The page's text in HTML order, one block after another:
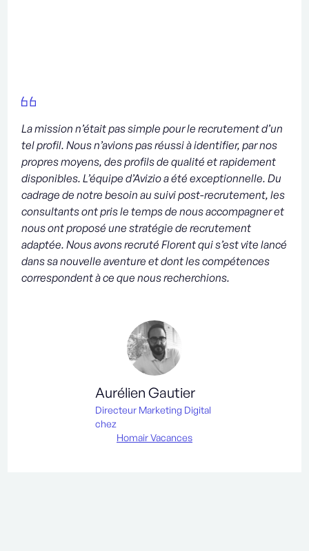
La mission n’était pas simple pour le recrutement d’un
tel profil. Nous n’avions pas réussi à identifier, par nos
propres moyens, des profils de qualité et rapidement
disponibles. L’équipe d’Avizio a été exceptionnelle. Du
cadrage de notre besoin au suivi post-recrutement, les
consultants ont pris le temps de nous accompagner et
nous ont proposé une stratégie de recrutement
adaptée. Nous avons recruté Florent qui s’est vite lancé
dans sa nouvelle aventure et dont les compétences
correspondent à ce que nous recherchions.
Aurélien Gautier
Directeur Marketing Digital
chez
Homair Vacances